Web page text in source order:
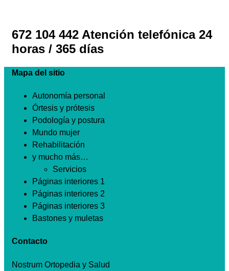
672 104 442 Atención telefónica 24
horas / 365 días
Mapa del sitio
Autonomía personal
Órtesis y prótesis
Podología y postura
Mundo mujer
Rehabilitación
y mucho más…
Servicios
Páginas interiores 1
Páginas interiores 2
Páginas interiores 3
Bastones y muletas
Contacto
Nostrum Ortopedia y Salud